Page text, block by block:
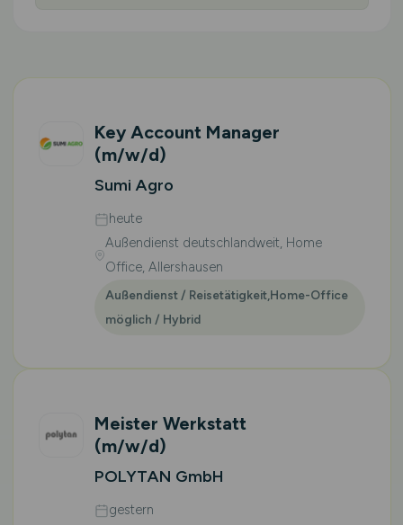
Key Account Manager
(m/w/d)
Sumi Agro
heute
Außendienst deutschlandweit, Home
Office, Allershausen
Außendienst / Reisetätigkeit,Home-Office
möglich / Hybrid
Meister Werkstatt
(m/w/d)
POLYTAN GmbH
gestern